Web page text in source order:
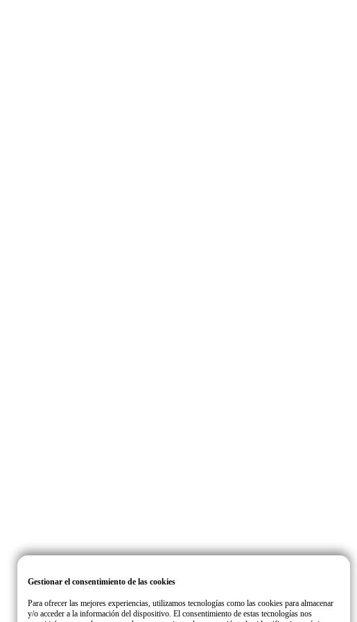
Gestionar el consentimiento de las cookies
Para ofrecer las mejores experiencias, utilizamos tecnologías como las cookies para almacenar
y/o acceder a la información del dispositivo. El consentimiento de estas tecnologías nos